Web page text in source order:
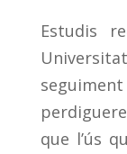
Estudis
que l’ús